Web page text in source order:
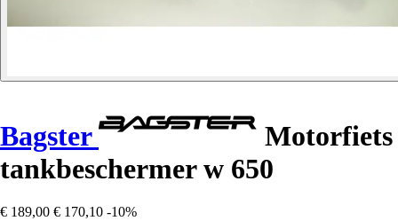
Bagster
Motorfiets
tankbeschermer w 650
€ 189,00 € 170,10 -10%